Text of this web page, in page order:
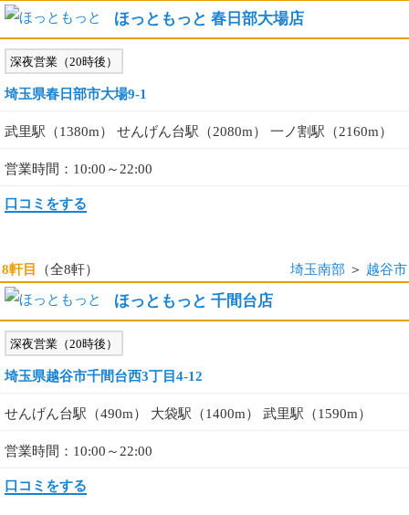
ほっともっと 春日部大場店
深夜営業（20時後）
埼玉県春日部市大場9-1
武里駅（1380m） せんげん台駅（2080m） 一ノ割駅（2160m）
営業時間：10:00～22:00
口コミをする
8軒目 （全8軒） 埼玉南部 ＞ 越谷市
ほっともっと 千間台店
深夜営業（20時後）
埼玉県越谷市千間台西3丁目4-12
せんげん台駅（490m） 大袋駅（1400m） 武里駅（1590m）
営業時間：10:00～22:00
口コミをする